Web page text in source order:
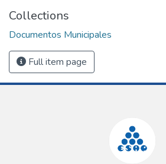
Collections
Documentos Municipales
Full item page